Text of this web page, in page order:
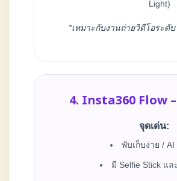
Light)
*เหมาะกับงานถ่ายวิดีโอระดั
4. Insta360 Flow –
จุดเด่น:
พับเก็บง่าย / AI
มี Selfie Stick แ